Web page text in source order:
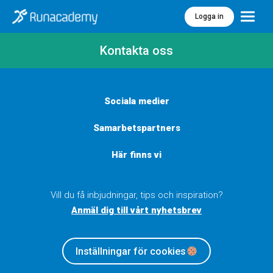
Logga in Meny
Kontakta oss
Sociala medier
Samarbetspartners
Här finns vi
Vill du få inbjudningar, tips och inspiration?
Anmäl dig till vårt nyhetsbrev
Inställningar för cookies